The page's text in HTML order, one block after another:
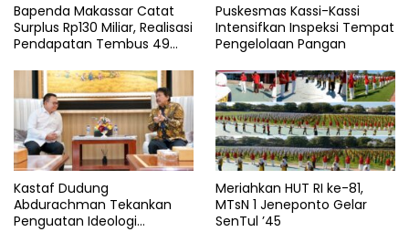
Bapenda Makassar Catat
Surplus Rp130 Miliar, Realisasi
Pendapatan Tembus 49
Puskesmas Kassi-Kassi
Intensifkan Inspeksi Tempat
Pengelolaan Pangan
Kastaf Dudung
Abdurachman Tekankan
Penguatan Ideologi
Meriahkan HUT RI ke-81,
MTsN 1 Jeneponto Gelar
SenTul ’45